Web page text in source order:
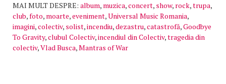
MAI MULT DESPRE: album, muzica,concert, show, rock,trupa,
club,foto, moarte,eveniment,Universal Music Romania,
imagini,colectiv, solist,incendiu,dezastru,catastrofă,Goodbye
To Gravity,clubul Colectiv,incendiul din Colectiv,tragedia din
colectiv,Vlad Busca,Mantras of War